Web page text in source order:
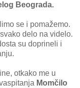
Beograda.
se i pomažemo.
delo na videlo.
su doprineli i
otkako me u
Momčilo